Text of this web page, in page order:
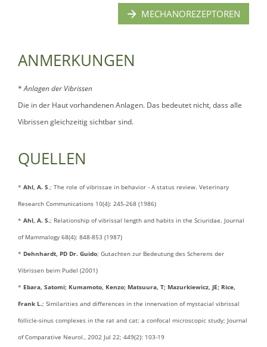
MECHANOREZEPTOREN
ANMERKUNGEN
*Anlagen der Vibrissen
Die in der Haut vorhandenen Anlagen. Das bedeutet nicht, dass alle
Vibrissen gleichzeitig sichtbar sind.
QUELLEN
* Ahl, A. S.; The role of vibrissae in behavior - A status review. Veterinary
Research Communications 10(4): 245-268 (1986)
* Ahl, A. S.; Relationship of vibrissal length and habits in the Sciuridae. Journal
of Mammalogy 68(4): 848-853 (1987)
* Dehnhardt, PD Dr. Guido; Gutachten zur Bedeutung des Scherens der
Vibrissen beim Pudel (2001)
* Ebara, Satomi; Kumamoto, Kenzo; Matsuura, T; Mazurkiewicz, JE; Rice,
Frank L.; Similarities and differences in the innervation of mystacial vibrissal
follicle-sinus complexes in the rat and cat: a confocal microscopic study; Journal
of Comparative Neurol., 2002 Jul 22; 449(2): 103-19